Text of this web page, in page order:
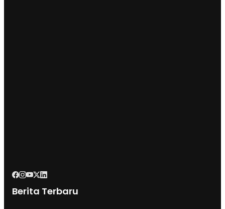
Berita Terbaru